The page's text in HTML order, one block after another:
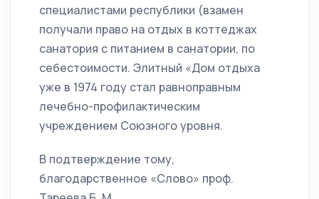
специалистами республики (взамен
получали право на отдых в коттеджах
санатория с питанием в санатории, по
себестоимости. Элитный «Дом отдыха
уже в 1974 году стал равноправным
лечебно-профилактическим
учреждением Союзного уровня.
В подтверждение тому,
благодарственное «Слово» проф.